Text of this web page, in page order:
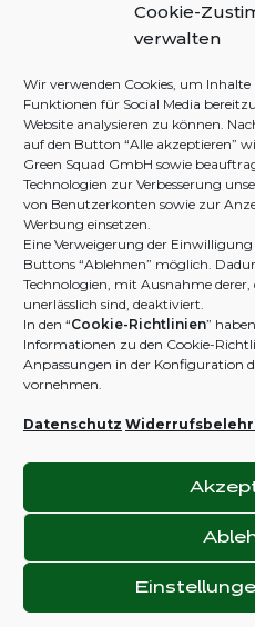
Cookie-
verwalten
Wir verwenden Cookies, um
Funktionen für Social Media
Website analysieren zu können.
auf den Button “Alle akzeptieren”
Green Squad GmbH sowie
Technologien zur Verbesserung
von Benutzerkonten sowie zur
Werbung einsetzen.
Eine Verweigerung der
Buttons “Ablehnen” möglich.
Technologien, mit Ausnahme derer,
unerlässlich sind, deaktiviert.
In den “Cookie-Richtlinien”
Informationen zu den Cookie-
Anpassungen in der Konfiguration
vornehmen.
Datenschutz
DEINE BESTELLUNG
Zahlung und Versand
Widerruf & Rückgabe
FAQ
Kontakt
B2B / AFFILIATE
Business Portal
Shop
MELD DICH